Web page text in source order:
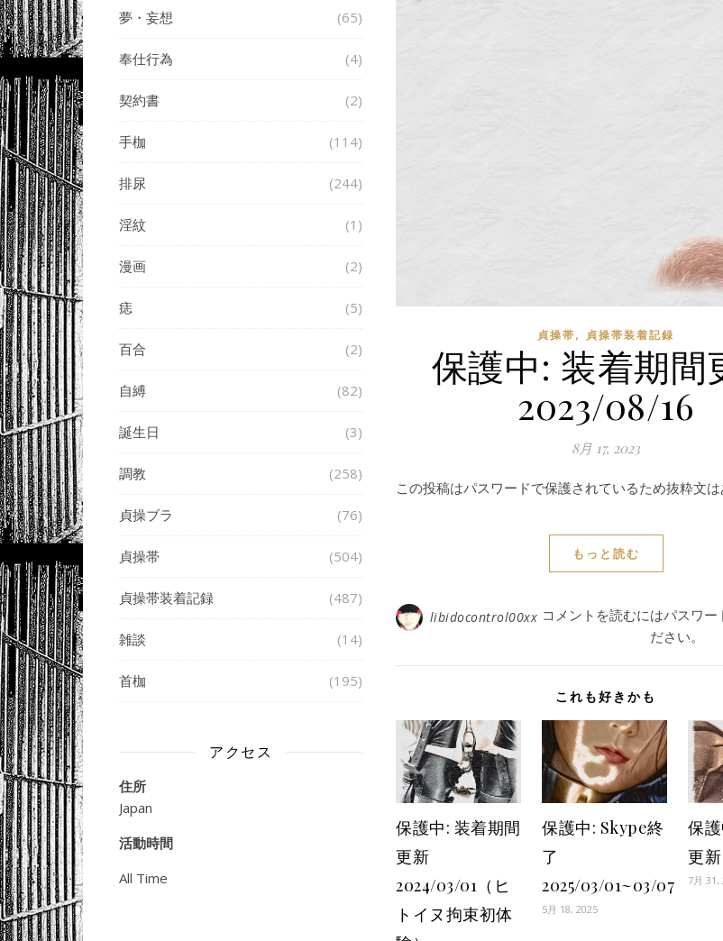
夢・妄想 (65)
奉仕行為 (4)
契約書 (2)
手枷 (114)
排尿 (244)
淫紋 (1)
漫画 (2)
痣 (5)
百合 (2)
自縛 (82)
誕生日 (3)
調教 (258)
貞操ブラ (76)
貞操帯 (504)
貞操帯装着記録 (487)
雑談 (14)
首枷 (195)
アクセス
住所
Japan
活動時間
All Time
貞操帯, 貞操帯装着記録
保護中: 装着期間
2023/08/16
8月 17, 2023
この投稿はパスワードで保護されているため抜粋文は
もっと読む
libidocontrol00xx コメントを読むにはパスワー
ださい。
これも好きかも
保護中: 装着期間
更新
2024/03/01（ヒ
トイヌ拘束初体
保護中: Skype終
了
2025/03/01~03/07
5月 18, 2025
保
更
7月 31,